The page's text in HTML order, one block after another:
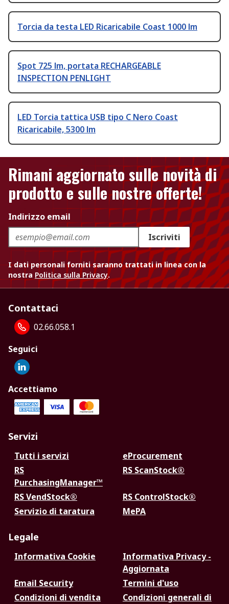
Torcia da testa LED Ricaricabile Coast 1000 lm
Spot 725 lm, portata RECHARGEABLE
INSPECTION PENLIGHT
LED Torcia tattica USB tipo C Nero Coast
Ricaricabile, 5300 lm
Rimani aggiornato sulle novità di
prodotto e sulle nostre offerte!
Indirizzo email
Iscriviti
I dati personali forniti saranno trattati in linea con la
nostra Politica sulla Privacy.
Contattaci
02.66.058.1
Seguici
Accettiamo
Servizi
Tutti i servizi
eProcurement
RS
PurchasingManager™
RS ScanStock®
RS VendStock®
RS ControlStock®
Servizio di taratura
MePA
Legale
Informativa Cookie
Informativa Privacy -
Aggiornata
Email Security
Termini d'uso
Condizioni di vendita
Condizioni generali di